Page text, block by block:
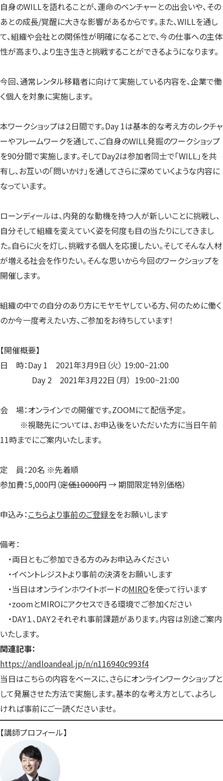
自身のWILLを語れることが、運命のベンチャーとの出会いや、その
あとの成長/覚醒に大きな影響があるからです。また、WILLを通し
て、組織や会社との関係性が明確になることで、今の仕事への主体
性が高まり、より生き生きと挑戦することができるようになります。
今回、通常レンタル移籍者に向けて実施している内容を、企業で働
く個人を対象に実施します。
本ワークショップは２日間です。Day 1は基本的な考え方のレクチャ
ーやフレームワークを通して、ご自身のWILL発掘のワークショップ
を90分間で実施します。そしてDay2は参加者同士で「WILL」を共
有し、お互いの「問いかけ」を通してさらに深めていくような内容に
なっています。
ローンディールは、内発的な動機を持つ人が新しいことに挑戦し、
自分そして組織を変えていく姿を何度も目の当たりにしてきまし
た。自らに火を灯し、挑戦する個人を応援したい。そしてそんな人材
が増える社会を作りたい。そんな思いから今回のワークショップを
開催します。
組織の中での自分のあり方にモヤモヤしている方、何のために働く
のか今一度考えたい方、ご参加をお待ちしています！
【開催概要】
日 時：Day 1 2021年3月9日（火） 19:00~21:00
Day 2 2021年3月22日（月） 19:00~21:00
会 場：オンラインでの開催です。ZOOMにて配信予定。
※視聴先については、お申込後をいただいた方に当日午前
11時までにご案内いたします。
定 員：20名 ※先着順
参加費：5,000円（定価10000円→ 期間限定特別価格）
申込み：こちらより事前のご登録ををお願いします
備考：
・両日ともご参加できる方のみお申込みください
・イベントレジストより事前の決済をお願いします
・当日はオンラインホワイトボードのMIROを使って行います
・zoomとMIROにアクセスできる環境でご参加ください
・DAY１、DAY２それぞれ事前課題があります。内容は別途ご案内
いたします。
関連記事：
https://andloandeal.jp/n/n116940c993f4
当日はこちらの内容をベースに、さらにオンラインワークショップと
して発展させた方法で実施します。基本的な考え方として、よろし
ければ事前にご一読くださいませ。
【講師プロフィール】